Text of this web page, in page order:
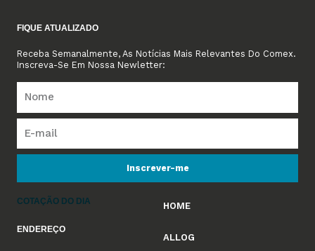
FIQUE ATUALIZADO
Receba Semanalmente, As Notícias Mais Relevantes Do Comex.
Inscreva-Se Em Nossa Newletter:
Inscrever-me
COTAÇÃO DO DIA
ENDEREÇO
HOME
ALLOG